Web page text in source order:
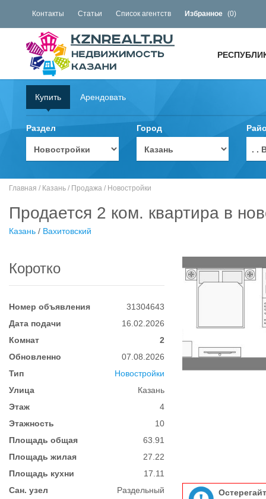
Контакты Статьи Список агентств Избранное (0)
Купить Арендовать
Раздел Город
. .
Главная / Казань / Продажа / Новостройки
Продается 2 ком. квартира в
Казань / Вахитовский
Коротко
Номер объявления
31304643
Дата подачи
16.02.2026
Комнат
2
Обновленно
07.08.2026
Тип
Новостройки
Улица
Казань
Этаж
4
Этажность
10
Площадь общая
63.91
Площадь жилая
27.22
Площадь кухни
17.11
Сан. узел
Раздельный